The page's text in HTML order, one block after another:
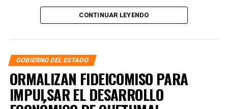
por la presidenta Claudia Sheinbaum, diseñada por la
Secretaría de Seguridad y Protección Ciudadana que
adolescentes y jóvenes descubran sus talentos y cuenten
con espacios seguros para convivir, aprender y
desarrollarse.
CONTINUAR LEYENDO
GOBIERNO DEL ESTADO
ORMALIZAN FIDEICOMISO PARA
IMPULSAR EL DESARROLLO